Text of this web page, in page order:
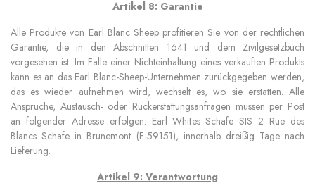
Artikel 8: Garantie
Alle Produkte von Earl Blanc Sheep profitieren Sie von der rechtlichen
Garantie, die in den Abschnitten 1641 und dem Zivilgesetzbuch
vorgesehen ist. Im Falle einer Nichteinhaltung eines verkauften Produkts
kann es an das Earl Blanc-Sheep-Unternehmen zurückgegeben werden,
das es wieder aufnehmen wird, wechselt es, wo sie erstatten. Alle
Ansprüche, Austausch- oder Rückerstattungsanfragen müssen per Post
an folgender Adresse erfolgen: Earl Whites Schafe SIS 2 Rue des
Blancs Schafe in Brunemont (F-59151), innerhalb dreißig Tage nach
Lieferung.
Artikel 9: Verantwortung